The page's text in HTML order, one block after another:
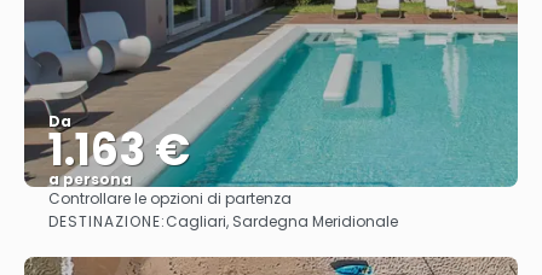
Da
1.163 €
a persona
Vedere
Controllare le opzioni di partenza
DESTINAZIONE:Cagliari, Sardegna Meridionale